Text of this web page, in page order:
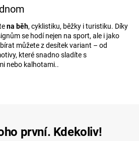
y
v
ý
p
i
s
na běh, cyklistiku, běžky i turistiku. Díky
se hodí nejen na sport, ale i jako
můžete z desítek variant – od
které snadno sladíte s
nebo kalhotami..
první. Kdekoliv!